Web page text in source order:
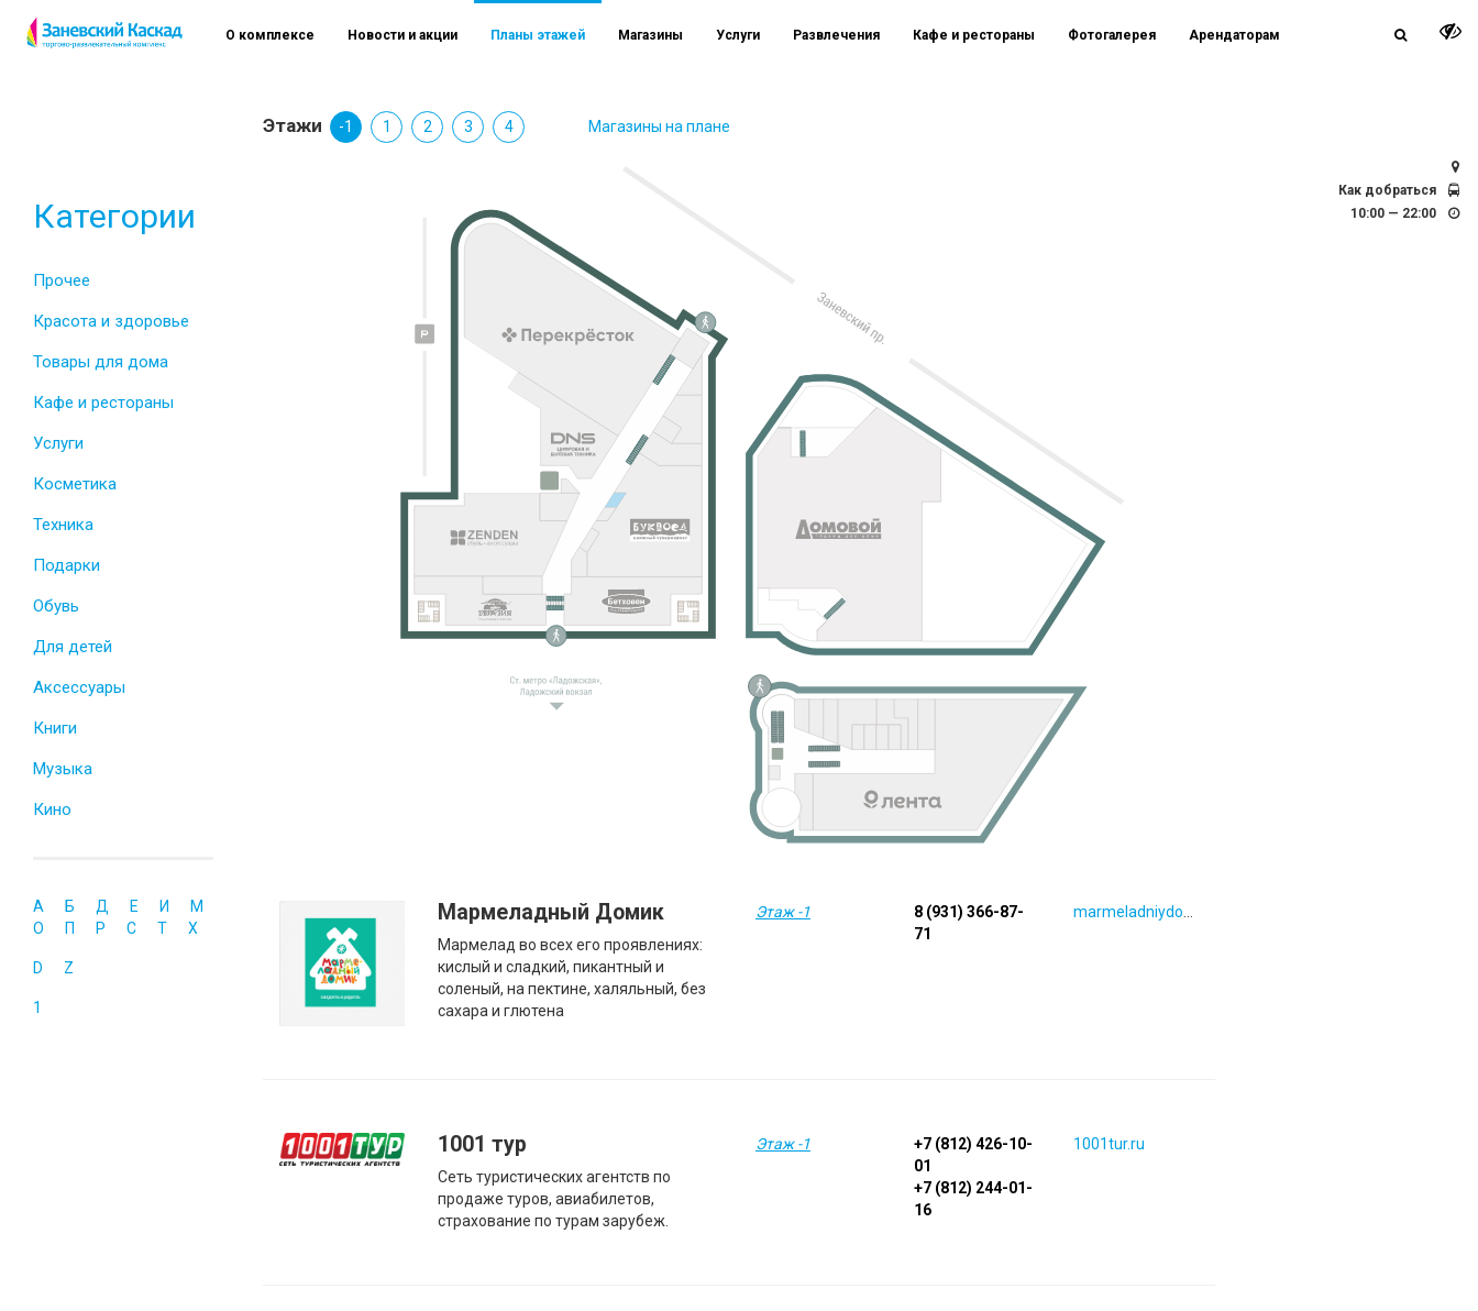
Категории
Прочее
Красота и здоровье
Товары для дома
Кафе и рестораны
Услуги
Косметика
Техника
Подарки
Обувь
Для детей
Аксессуары
Книги
Музыка
Кино
А Б Д Е И
М
О
П Р С Т Х
D Z
1
О комплексе Новости и акции Планы этажей Магазины Услуги Развлечения Кафе и рестораны Фотогалерея Арендаторам
Как добраться
10:00 — 22:00
Этажи -1 1 2 3 4 Магазины на плане
Мармеладный Домик
Мармелад во всех его проявлениях:
кислый и сладкий, пикантный и
соленый, на пектине, халяльный, без
сахара и глютена
Этаж -1
8 (931) 366-87-
71
1001 тур
Сеть туристических агентств по
продаже туров, авиабилетов,
страхование по турам зарубеж.
Этаж -1
+7 (812) 426-10-
01
+7 (812) 244-01-
16
1001tur.ru